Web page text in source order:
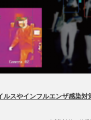
ルスやインフルエンザ感染対